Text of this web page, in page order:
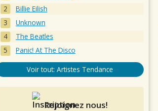
Billie Eilish
Unknown
The Beatles
Panic! At The Disco
Voir tout: Artistes Tendance
Rejoignez nous!